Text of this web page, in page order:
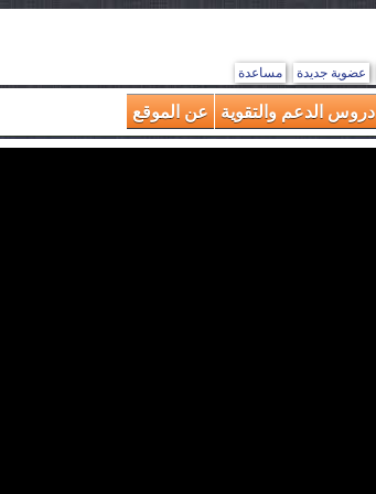
عضوية جديدة مساعدة
دروس الدعم والتقوية عن الموقع